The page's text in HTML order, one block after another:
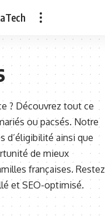
? Découvrez tout ce
ou pacsés. Notre
d’éligibilité ainsi que
de mieux
françaises. Restez
et SEO-optimisé.